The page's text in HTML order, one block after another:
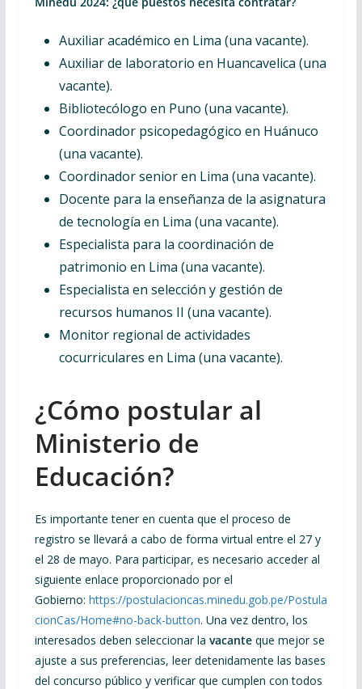
Auxiliar académico en Lima (una vacante).
Auxiliar de laboratorio en Huancavelica (una
vacante).
Bibliotecólogo en Puno (una vacante).
Coordinador psicopedagógico en Huánuco
(una vacante).
Coordinador senior en Lima (una vacante).
Docente para la enseñanza de la asignatura
de tecnología en Lima (una vacante).
Especialista para la coordinación de
patrimonio en Lima (una vacante).
Especialista en selección y gestión de
recursos humanos II (una vacante).
Monitor regional de actividades
cocurriculares en Lima (una vacante).
¿Cómo postular al
Ministerio de
Educación?
Es importante tener en cuenta que el proceso de
registro se llevará a cabo de forma virtual entre el 27 y
el 28 de mayo. Para participar, es necesario acceder al
siguiente enlace proporcionado por el
Gobierno: https://postulacioncas.minedu.gob.pe/Postula
cionCas/Home#no-back-button. Una vez dentro, los
interesados deben seleccionar la vacanteque mejor se
ajuste a sus preferencias, leer detenidamente las bases
del concurso público y verificar que cumplen con todos